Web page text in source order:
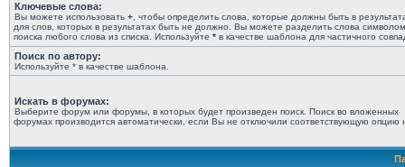
Ключевые слова:
Вы можете использовать + , чтобы определить слова, которые должны быть в
для слов, которых в результатах быть не должно. Вы можете разделить слова
поиска любого слова из списка. Используйте * в качестве шаблона для частичного
Поиск по автору:
Используйте * в качестве шаблона.
Искать в форумах:
Выберите форум или форумы, в которых будет произведен поиск. Поиск во вложенных
форумах производится автоматически, если Вы не отключили соответствующую опцию